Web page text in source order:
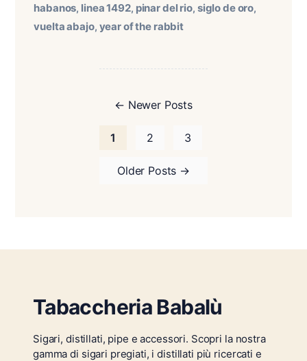
habanos, linea 1492, pinar del rio, siglo de oro,
vuelta abajo, year of the rabbit
← Newer Posts
1 2 3
Older Posts →
Tabaccheria Babalù
Sigari, distillati, pipe e accessori. Scopri la nostra
gamma di sigari pregiati, i distillati più ricercati e